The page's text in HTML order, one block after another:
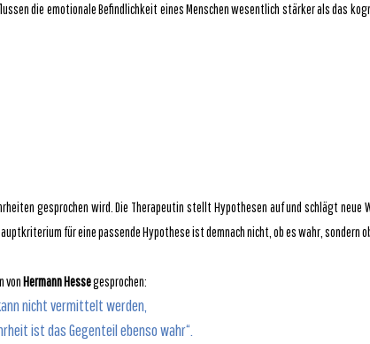
die emotionale Befindlichkeit eines Menschen wesentlich stärker als das
gesprochen wird. Die Therapeutin stellt Hypothesen auf und schlägt neue
für eine passende Hypothese ist demnach nicht, ob es wahr, sondern
vonHermann Hessegesprochen:
nicht vermittelt werden,
ist das Gegenteil ebenso wahr“.